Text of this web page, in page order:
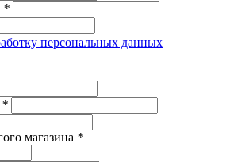
*
персональных данных
*
магазина *